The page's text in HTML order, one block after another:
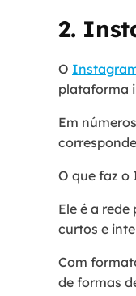
2.
O
plataforma
Em
O que faz o
Ele é a
curtos e
Com
de formas